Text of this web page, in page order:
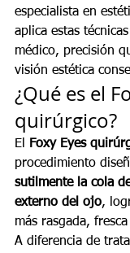
especialista en
aplica estas
médico, precisión
visión estética
¿Qué es el
quirúrgico?
El Foxy Eyes
procedimiento
sutilmente la cola
externo del ojo,
más rasgada,
A diferencia de